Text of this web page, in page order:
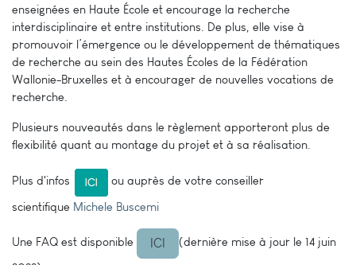
enseignées en Haute École et encourage la recherche
interdisciplinaire et entre institutions. De plus, elle vise à
promouvoir l’émergence ou le développement de thématiques
de recherche au sein des Hautes Écoles de la Fédération
Wallonie-Bruxelles et à encourager de nouvelles vocations de
recherche.
Plusieurs nouveautés dans le règlement apporteront plus de
flexibilité quant au montage du projet et à sa réalisation.
Plus d'infos
ou auprès de votre conseiller
scientifique Michele Buscemi
Une FAQ est disponible ICI
(dernière mise à jour le 14 juin